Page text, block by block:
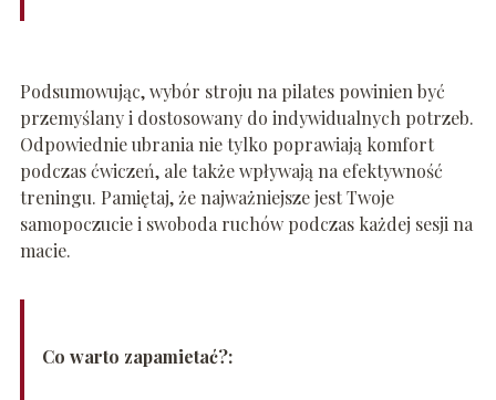
Podsumowując, wybór stroju na pilates powinien być
przemyślany i dostosowany do indywidualnych potrzeb.
Odpowiednie ubrania nie tylko poprawiają komfort
podczas ćwiczeń, ale także wpływają na efektywność
treningu. Pamiętaj, że najważniejsze jest Twoje
samopoczucie i swoboda ruchów podczas każdej sesji na
macie.
Co warto zapamietać?: